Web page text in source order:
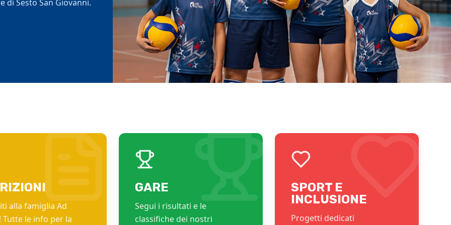
di Sesto San Giovanni.
alla famiglia Ad
Tutte le info per la
GARE
Segui i risultati e le
classifiche dei nostri
SPORT E
INCLUSIONE
Progetti dedicati